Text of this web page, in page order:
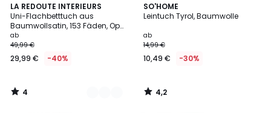
LA REDOUTE INTERIEURS
Uni-Flachbetttuch aus
Baumwollsatin, 153 Fäden, Opal
gestreift
ab
49,99 €
29,99 € -40%
4
/
5
2
Farben
4
/
SO'HOME
Leintuch Tyrol, Baumwolle
ab
14,99 €
10,49 € -30%
4,2
/ 5
4,2
/